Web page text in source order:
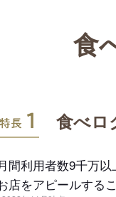
食
特長1
食べロ
間利用者数9千万
店をアピールする